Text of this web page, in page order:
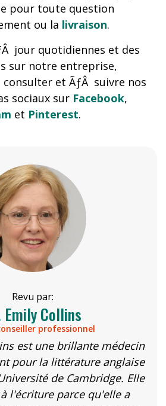
pour toute question
ou la livraison.
jour quotidiennes et des
sur notre entreprise,
consulter et ÃƒÂ suivre nos
sociaux sur Facebook,
et Pinterest.
Revu par:
Emily Collins
professionnel
est une brillante médecin
pour la littérature anglaise
de Cambridge. Elle
l'écriture parce qu'elle a